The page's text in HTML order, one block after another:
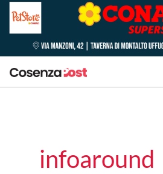
infoaround